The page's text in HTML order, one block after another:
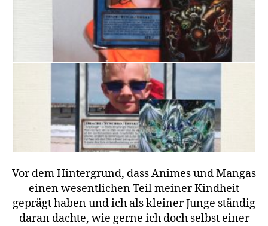
Vor dem Hintergrund, dass Animes und Mangas
einen wesentlichen Teil meiner Kindheit
geprägt haben und ich als kleiner Junge ständig
daran dachte, wie gerne ich doch selbst einer